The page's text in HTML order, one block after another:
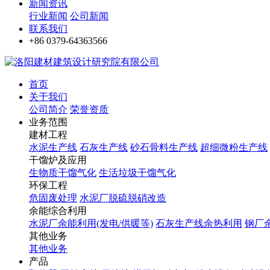
新闻资讯
行业新闻 公司新闻
联系我们
+86 0379-64363566
首页
关于我们
公司简介 荣誉资质
业务范围
建材工程
水泥生产线 石灰生产线 砂石骨料生产线 超细微粉生产线
干馏炉及应用
生物质干馏气化 生活垃圾干馏气化
环保工程
危固废处理 水泥厂脱硫脱硝改造
余能综合利用
水泥厂余能利用(发电/供暖等) 石灰生产线余热利用 钢厂
其他业务
其他业务
产品